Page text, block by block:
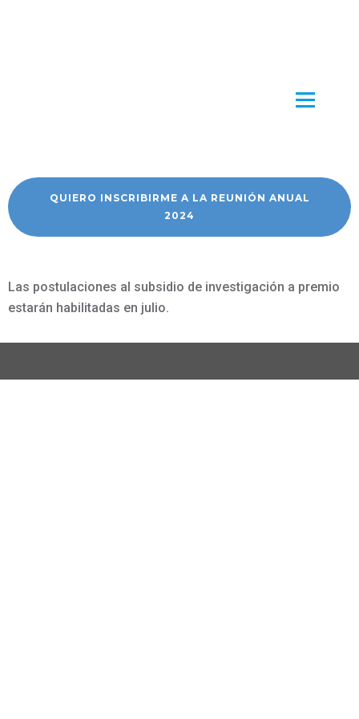
QUIERO INSCRIBIRME A LA REUNIÓN ANUAL
2024
Las postulaciones al subsidio de investigación a premio
estarán habilitadas en julio.